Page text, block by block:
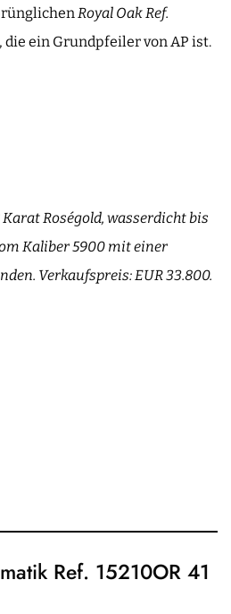
Royal Oak Ref.
ein Grundpfeiler von AP ist.
Roségold, wasserdicht bis
Kaliber 5900 mit einer
Verkaufspreis: EUR 33.800.
Ref. 15210OR 41